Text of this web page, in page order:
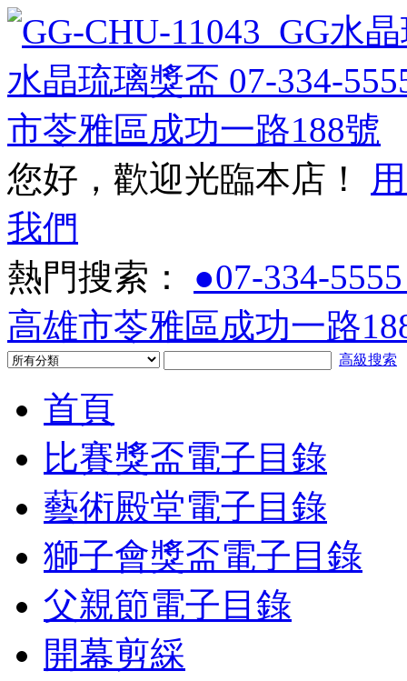
您好，歡迎光臨本店！
我們
熱門搜索： ●07-334-
高雄市苓雅區成功一路
高級搜索
首頁
比賽獎盃電子目錄
藝術殿堂電子目錄
獅子會獎盃電子目錄
父親節電子目錄
開幕剪綵